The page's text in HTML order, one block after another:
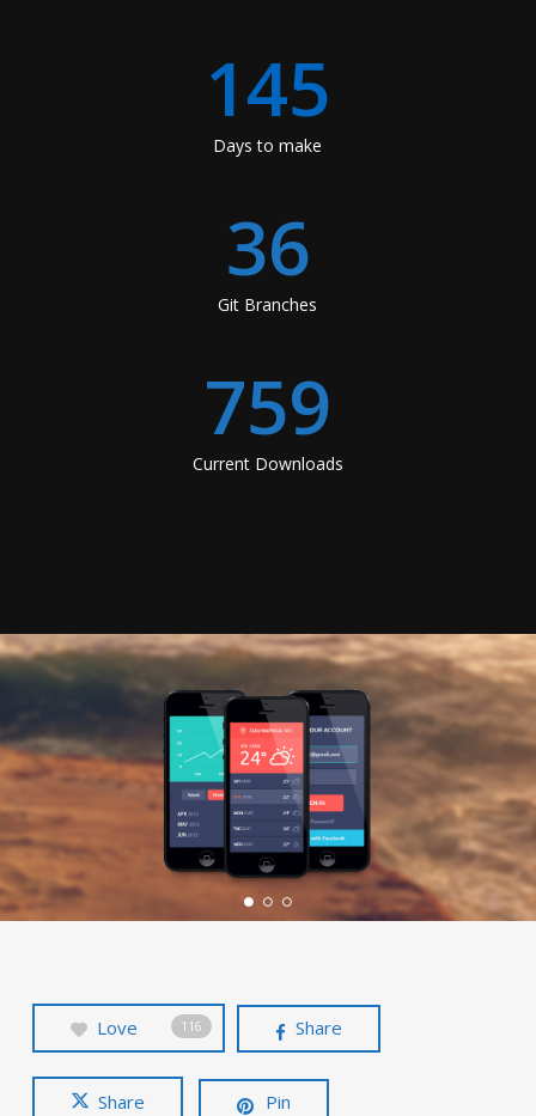
145
Days to make
36
Git Branches
759
Current Downloads
Love 116 Share
Share Pin